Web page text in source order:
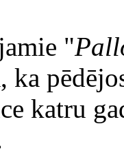
"
katru